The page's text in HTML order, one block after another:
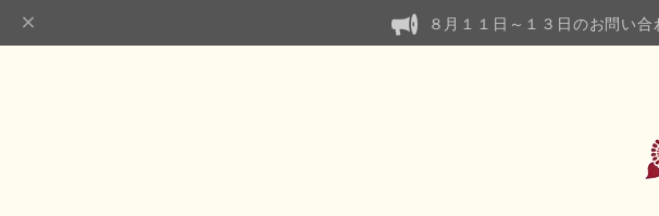
８月１１日～１３日のお問い